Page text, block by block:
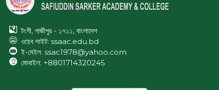
টংগী, গাজীপুর - ১৭১১, বাংলাদেশ
ওয়েব সাইট: ssaac.edu.bd
ই-মেইল: ssac1978@yahoo.com
মোবাইল: +8801714320245